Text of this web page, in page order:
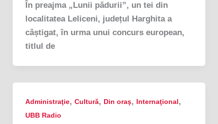
În preajma „Lunii pădurii”, un tei din
localitatea Leliceni, județul Harghita a
câștigat, în urma unui concurs european,
titlul de
Administraţie, Cultură, Din oraş, Internaţional,
UBB Radio